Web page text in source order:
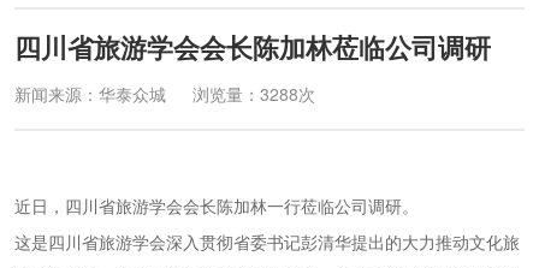
四川省旅游学会会长陈加林莅临公司调研
新闻来源：华泰众城 浏览量：3288次
近日，四川省旅游学会会长陈加林一行莅临公司调研。
这是四川省旅游学会深入贯彻省委书记彭清华提出的大力推动文化旅